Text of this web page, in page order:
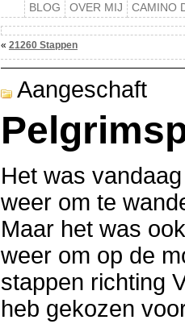
BLOG OVER MIJ CAMINO
« 21260 Stappen
Aangeschaft
Het was
weer om te
Maar het was
weer om op de
stappen richting
heb gekozen